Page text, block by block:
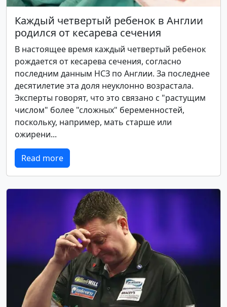
Каждый четвертый ребенок в Англии
родился от кесарева сечения
В настоящее время каждый четвертый ребенок
рождается от кесарева сечения, согласно
последним данным НСЗ по Англии. За последнее
десятилетие эта доля неуклонно возрастала.
Эксперты говорят, что это связано с "растущим
числом" более "сложных" беременностей,
поскольку, например, мать старше или
ожирени...
Read more